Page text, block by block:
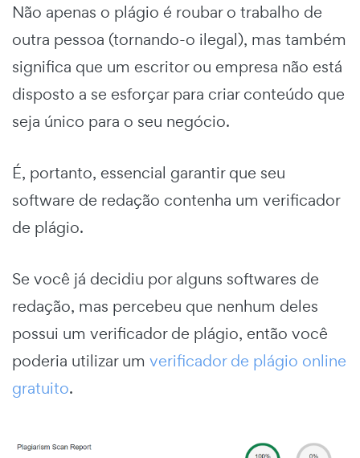
Não apenas o plágio é roubar o trabalho de
outra pessoa (tornando-o ilegal), mas também
significa que um escritor ou empresa não está
disposto a se esforçar para criar conteúdo que
seja único para o seu negócio.
É, portanto, essencial garantir que seu
software de redação contenha um verificador
de plágio.
Se você já decidiu por alguns softwares de
redação, mas percebeu que nenhum deles
possui um verificador de plágio, então você
poderia utilizar um verificador de plágio online
gratuito.